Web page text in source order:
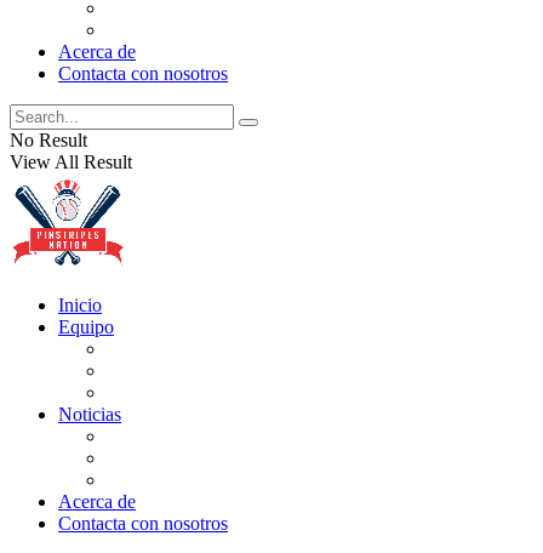
Acerca de
Contacta con nosotros
No Result
View All Result
Inicio
Equipo
Noticias
Acerca de
Contacta con nosotros